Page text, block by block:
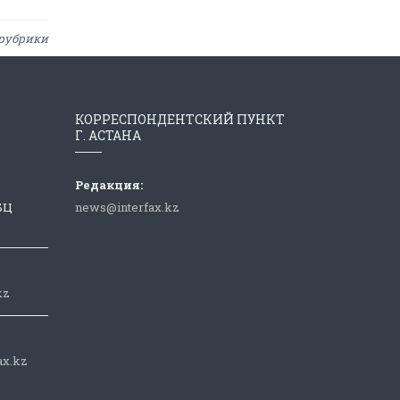
КОРРЕСПОНДЕНТСКИЙ ПУНКТ
Г. АСТАНА
Редакция:
news@interfax.kz